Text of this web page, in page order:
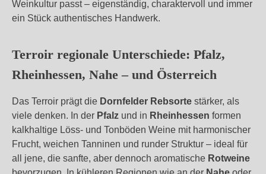
Weinkultur passt – eigenständig, charaktervoll und immer
ein Stück authentisches Handwerk.
Terroir regionale Unterschiede: Pfalz,
Rheinhessen, Nahe – und Österreich
Das Terroir prägt die Dornfelder Rebsorte stärker, als
viele denken. In der Pfalz und in Rheinhessen formen
kalkhaltige Löss- und Tonböden Weine mit harmonischer
Frucht, weichen Tanninen und runder Struktur – ideal für
all jene, die sanfte, aber dennoch aromatische Rotweine